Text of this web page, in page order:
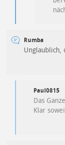
Rumba
Unglaublich,
Paul0815
Das
Klar